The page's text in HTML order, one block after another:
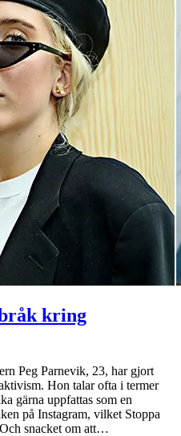
kring
Peg Parnevik, 23, har gjort
Hon talar ofta i termer
gärna uppfattas som en
på Instagram, vilket Stoppa
snacket om att…